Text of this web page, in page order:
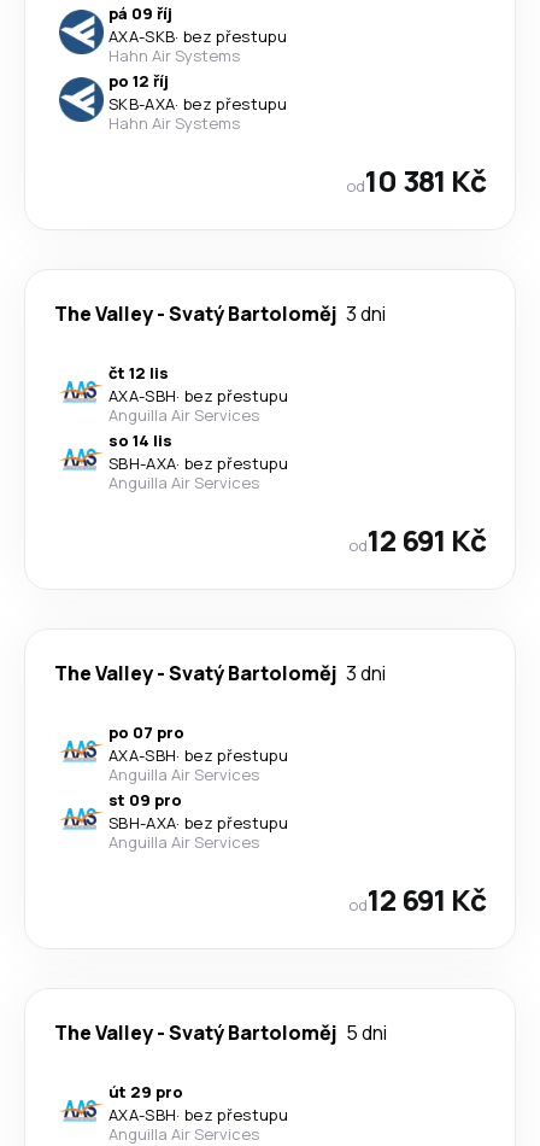
pá 09 říj
AXA-SKB· bez přestupu
Hahn Air Systems
po 12 říj
SKB-AXA· bez přestupu
Hahn Air Systems
od10 381 Kč
The Valley-Svatý Bartoloměj 3 dni
čt 12 lis
AXA-SBH· bez přestupu
Anguilla Air Services
so 14 lis
SBH-AXA· bez přestupu
Anguilla Air Services
od12 691 Kč
The Valley-Svatý Bartoloměj 3 dni
po 07 pro
AXA-SBH· bez přestupu
Anguilla Air Services
st 09 pro
SBH-AXA· bez přestupu
Anguilla Air Services
od12 691 Kč
The Valley-Svatý Bartoloměj 5 dni
út 29 pro
AXA-SBH· bez přestupu
Anguilla Air Services